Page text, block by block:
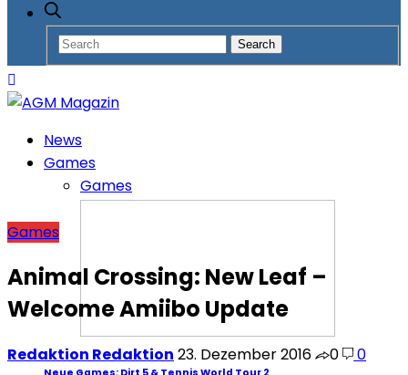
News
Games
Games
Neue Games: Dirt 5 & Tennis World Tour 2
Games
Animal Crossing: New Leaf –
Welcome Amiibo Update
Redaktion Redaktion 23. Dezember 2016 0 0